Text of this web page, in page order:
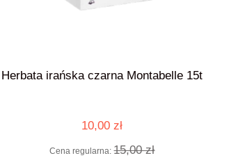
Herbata irańska czarna Montabelle 15t
10,00 zł
Cena regularna:15,00 zł